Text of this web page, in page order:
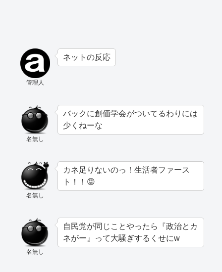
管理人
ネットの反応
名無し
バックに創価学会がついてるわりには
少くねーな
名無し
カネ足りないのっ！生活者ファース
ト！！😡
名無し
自民党が同じことやったら『政治とカ
ネがー』って大騒ぎするくせにw